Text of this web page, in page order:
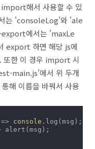
import해서 사용할 수 있
는 'consoleLog'와 'ale
에서는 'maxLe
export 하면 해당 js에
또한 이 경우 import 시
main.js'에서 위 두개
해 이름을 바꿔서 사용
console
alert(msg);